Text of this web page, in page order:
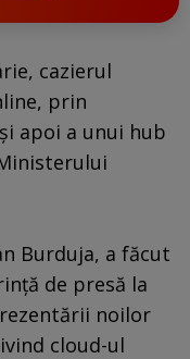
cazierul
prin
şi apoi a unui hub
Burduja, a făcut
de presă la
noilor
cloud-ul